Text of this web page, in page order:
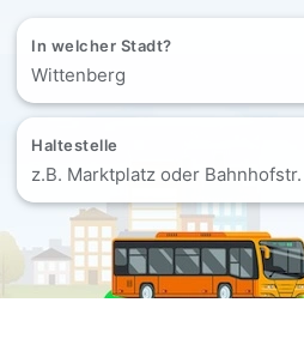
In welcher Stadt?
Wittenberg
Haltestelle
z.B. Marktplatz oder Bahnhofstr.